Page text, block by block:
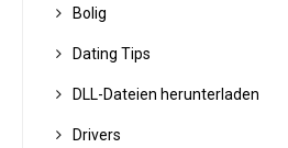
Bolig
Dating Tips
DLL-Dateien herunterladen
Drivers